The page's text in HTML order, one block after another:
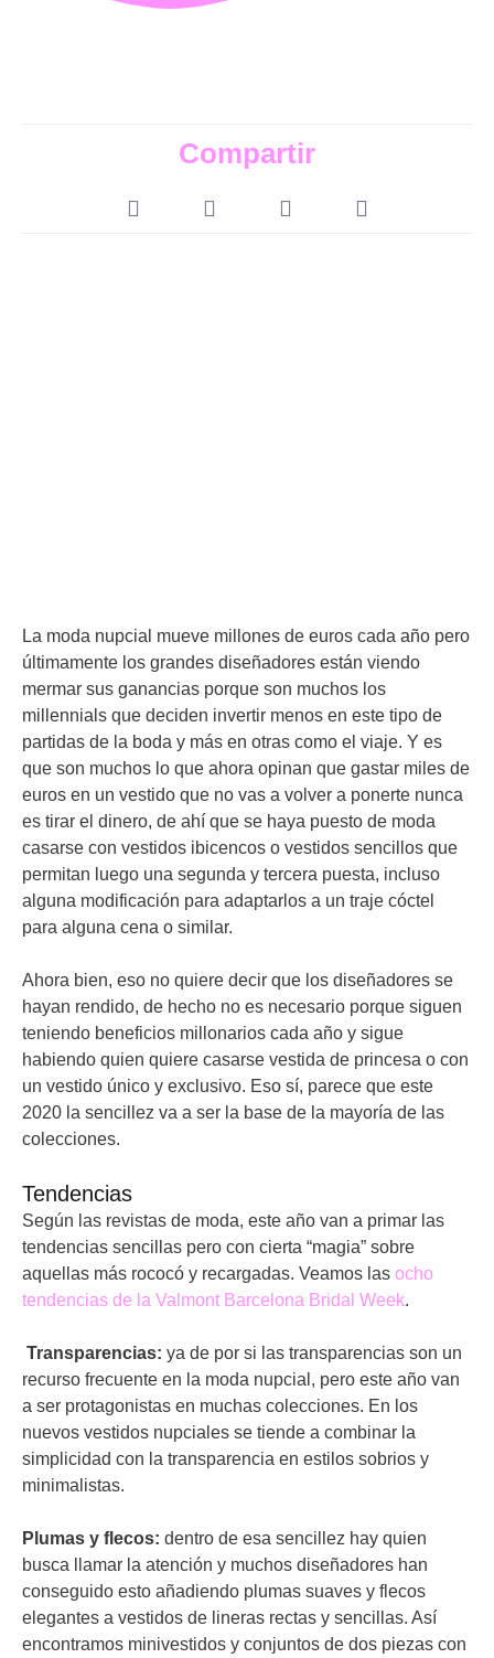
Compartir
La moda nupcial mueve millones de euros cada año pero
últimamente los grandes diseñadores están viendo
mermar sus ganancias porque son muchos los
millennials que deciden invertir menos en este tipo de
partidas de la boda y más en otras como el viaje. Y es
que son muchos lo que ahora opinan que gastar miles de
euros en un vestido que no vas a volver a ponerte nunca
es tirar el dinero, de ahí que se haya puesto de moda
casarse con vestidos ibicencos o vestidos sencillos que
permitan luego una segunda y tercera puesta, incluso
alguna modificación para adaptarlos a un traje cóctel
para alguna cena o similar.
Ahora bien, eso no quiere decir que los diseñadores se
hayan rendido, de hecho no es necesario porque siguen
teniendo beneficios millonarios cada año y sigue
habiendo quien quiere casarse vestida de princesa o con
un vestido único y exclusivo. Eso sí, parece que este
2020 la sencillez va a ser la base de la mayoría de las
colecciones.
Tendencias
Según las revistas de moda, este año van a primar las
tendencias sencillas pero con cierta “magia” sobre
aquellas más rococó y recargadas. Veamos las ocho
tendencias de la Valmont Barcelona Bridal Week.
Transparencias: ya de por si las transparencias son un
recurso frecuente en la moda nupcial, pero este año van
a ser protagonistas en muchas colecciones. En los
nuevos vestidos nupciales se tiende a combinar la
simplicidad con la transparencia en estilos sobrios y
minimalistas.
Plumas y flecos: dentro de esa sencillez hay quien
busca llamar la atención y muchos diseñadores han
conseguido esto añadiendo plumas suaves y flecos
elegantes a vestidos de lineras rectas y sencillas. Así
encontramos minivestidos y conjuntos de dos piezas con